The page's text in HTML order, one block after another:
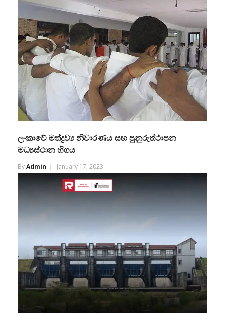
ලංකාවේ මත්ද්‍රව්‍ය නිවාරණය සහ පුනුරුත්ථාපන
මධ්‍යස්ථාන හිගය
ByAdmin January 17, 2023